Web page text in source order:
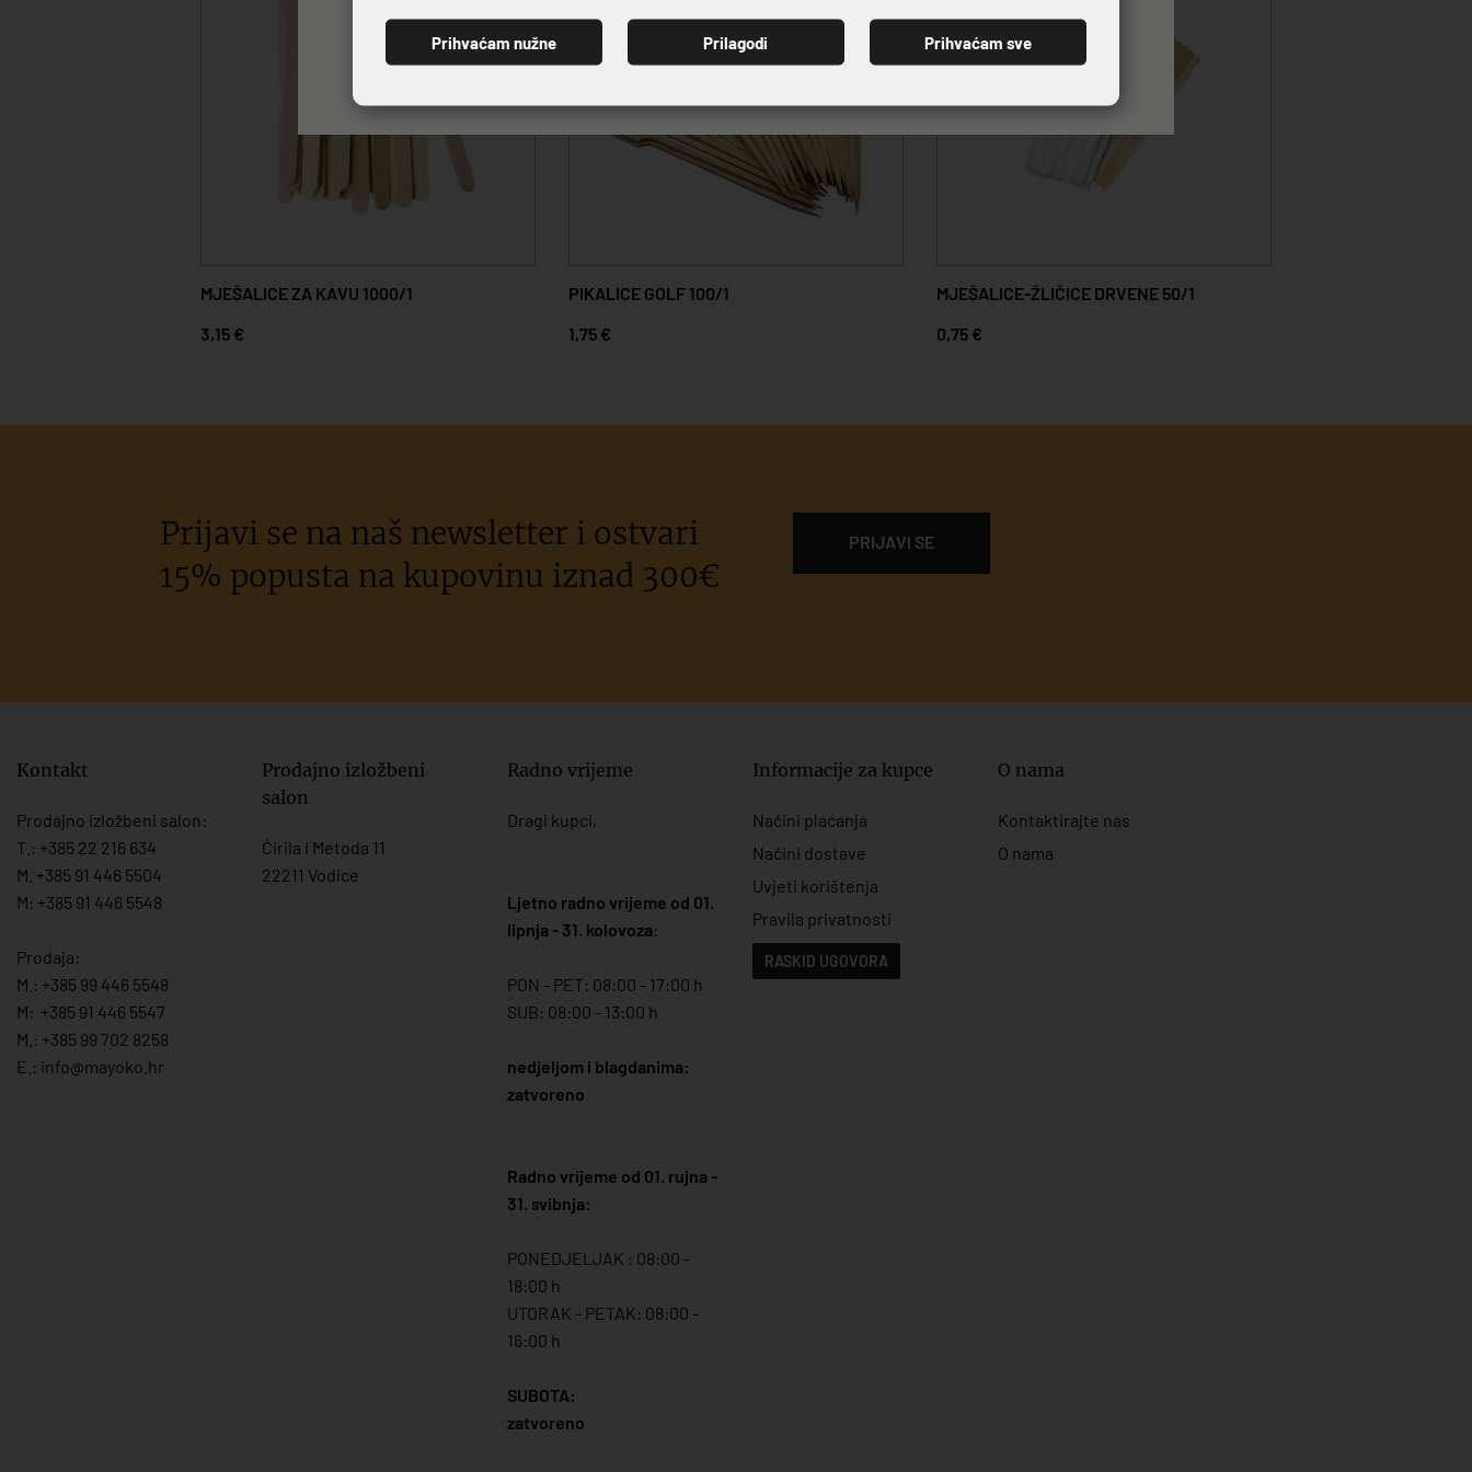
MJEŠALICE ZA KAVU 1000/1
3,15 €
PIKALICE GOLF 100/1
1,75 €
MJEŠALICE-ŽLIČICE DRVENE 50/1
0,75 €
Prijavi se na naš newsletter i ostvari
15% popusta na kupovinu iznad 300€
PRIJAVI SE
Kontakt
Prodajno izložbeni salon:
T.: +385 22 216 634
M. +385 91 446 5504
M: +385 91 446 5548
Prodaja:
M.: +385 99 446 5548
M: +385 91 446 5547
M.: +385 99 702 8258
E.: info@mayoko. hr
Prodajno izložbeni
salon
Ćirila i Metoda 11
22211 Vodice
Radno vrijeme
Dragi kupci,
Ljetno radno vrijeme od 01.
lipnja - 31. kolovoza:
PON - PET: 08:00 - 17:00 h
SUB: 08:00 - 13:00 h
nedjeljom i blagdanima:
zatvoreno
Radno vrijeme od 01. rujna -
31. svibnja:
PONEDJELJAK : 08:00 -
18:00 h
UTORAK - PETAK: 08:00 -
16:00 h
SUBOTA:
zatvoreno
Informacije za kupce
Načini plaćanja
Načini dostave
Uvjeti korištenja
Pravila privatnosti
RASKID UGOVORA
O nama
Kontaktirajte nas
O nama
PRIJAVI SE
Prihvaćam nužne Prilagodi Prihvaćam sve